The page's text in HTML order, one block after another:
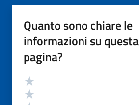
Quanto sono chiare le
informazioni su questa
pagina?
Valutazione